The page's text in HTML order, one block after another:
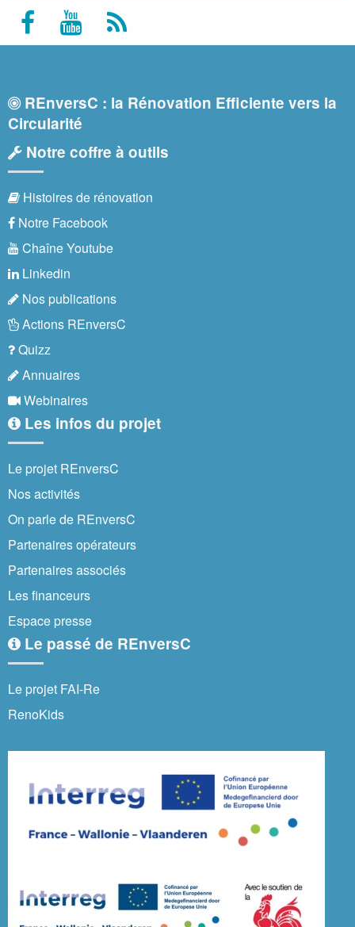
REnversC : la Rénovation Efficiente vers la
Circularité
Notre coffre à outils
Histoires de rénovation
Notre Facebook
Chaîne Youtube
Linkedin
Nos publications
Actions REnversC
Quizz
Annuaires
Webinaires
Les infos du projet
Le projet REnversC
Nos activités
On parle de REnversC
Partenaires opérateurs
Partenaires associés
Les financeurs
Espace presse
Le passé de REnversC
Le projet FAI-Re
RenoKids